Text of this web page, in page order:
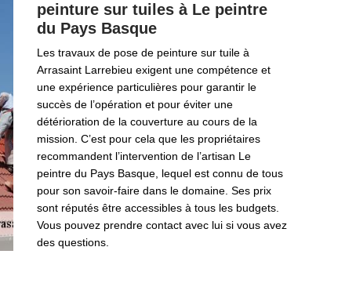
peinture sur tuiles à Le peintre
du Pays Basque
Les travaux de pose de peinture sur tuile à
Arrasaint Larrebieu exigent une compétence et
une expérience particulières pour garantir le
succès de l’opération et pour éviter une
détérioration de la couverture au cours de la
mission. C’est pour cela que les propriétaires
recommandent l’intervention de l’artisan Le
peintre du Pays Basque, lequel est connu de tous
pour son savoir-faire dans le domaine. Ses prix
sont réputés être accessibles à tous les budgets.
Vous pouvez prendre contact avec lui si vous avez
des questions.